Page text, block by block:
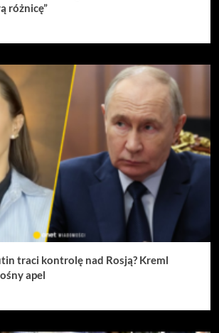
różnicę”
traci kontrolę nad Rosją? Kreml
apel